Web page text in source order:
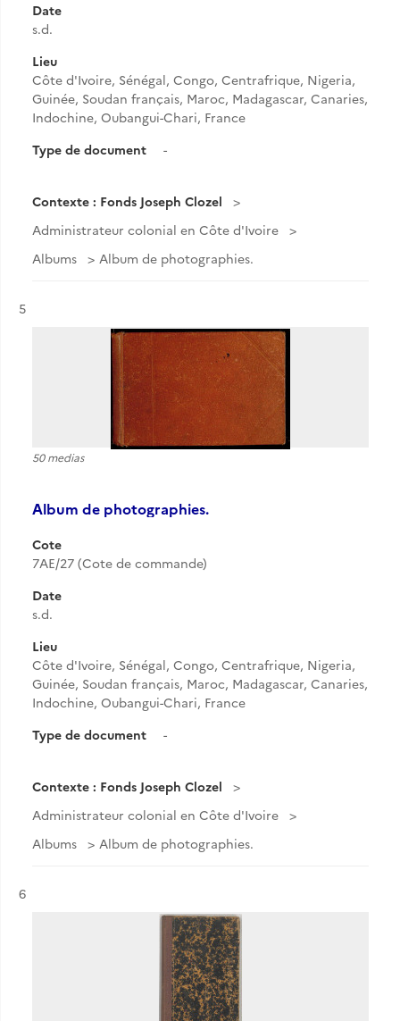
Date
s.d.
Lieu
Côte d'Ivoire, Sénégal, Congo, Centrafrique, Nigeria,
Guinée, Soudan français, Maroc, Madagascar, Canaries,
Indochine, Oubangui-Chari, France
Type de document
-
Contexte : Fonds Joseph Clozel
Administrateur colonial en Côte d'Ivoire
Albums
Album de photographies.
Résultat n°
5
50 medias
Album de photographies.
Cote
7AE/27 (Cote de commande)
Date
s.d.
Lieu
Côte d'Ivoire, Sénégal, Congo, Centrafrique, Nigeria,
Guinée, Soudan français, Maroc, Madagascar, Canaries,
Indochine, Oubangui-Chari, France
Type de document
-
Contexte : Fonds Joseph Clozel
Administrateur colonial en Côte d'Ivoire
Albums
Album de photographies.
Résultat n°
6